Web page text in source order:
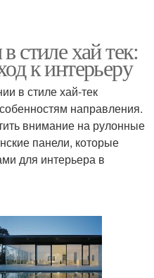
стиле хай тек:
к интерьеру
в стиле хай-тек
направления.
внимание на рулонные
панели, которые
для интерьера в